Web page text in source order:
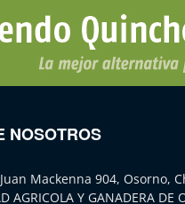
NOSOTROS
Mackenna 904, Osorno,
AGRICOLA Y GANADERA DE